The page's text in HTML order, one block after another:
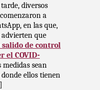
diversos
a
en las que,
que
salido de control
el COVID-
sean
ellos tienen